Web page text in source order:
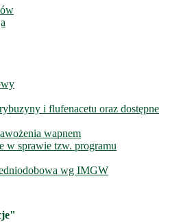
i flufenacetu oraz dostępne
wapnem
w sprawie tzw. programu
wg IMGW